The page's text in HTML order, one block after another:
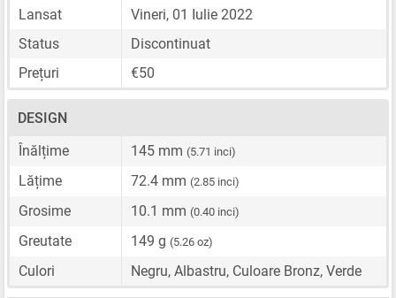
Lansat
Vineri, 01 Iulie 2022
Status
Discontinuat
Prețuri
€50
DESIGN
Înălțime
145 mm (5.71 inci)
Lățime 72.4 mm (2.85 inci)
Grosime 10.1 mm (0.40 inci)
Greutate 149 g (5.26 oz)
Culori Negru, Albastru, Culoare Bronz, Verde